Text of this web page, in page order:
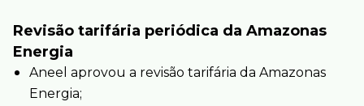
Revisão tarifária periódica da Amazonas
Energia
Aneel aprovou a revisão tarifária da Amazonas
Energia;